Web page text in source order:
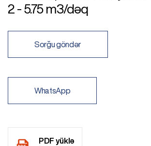
2 - 5.75 m3/dəq
Sorğu göndər
WhatsApp
PDF yüklə